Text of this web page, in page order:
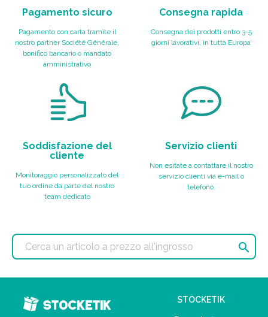
Pagamento sicuro
Pagamento con carta tramite il
nostro partner Société Générale,
bonifico bancario o mandato
amministrativo
Consegna rapida
Consegna dei prodotti entro 3-5
giorni lavorativi, in tutta Europa
Soddisfazione del
cliente
Monitoraggio personalizzato del
tuo ordine da parte del nostro
team dedicato
Servizio clienti
Non esitate a contattare il nostro
servizio clienti via e-mail o
telefono.

STOCKETIK